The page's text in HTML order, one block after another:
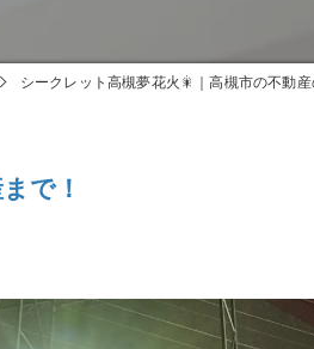
シークレット高槻夢花火🎇｜高槻市の不動
で！